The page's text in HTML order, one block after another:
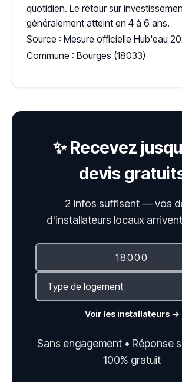
quotidien. Le retour sur
généralement atteint en 4 à 6 ans.
Source : Mesure officielle Hub'eau
Commune : Bourges (18033)
✨ Recevez
devis
2 infos suffisent — vos
d'installateurs locaux
Voir les installateurs →
Sans engagement • Réponse
100% gratuit